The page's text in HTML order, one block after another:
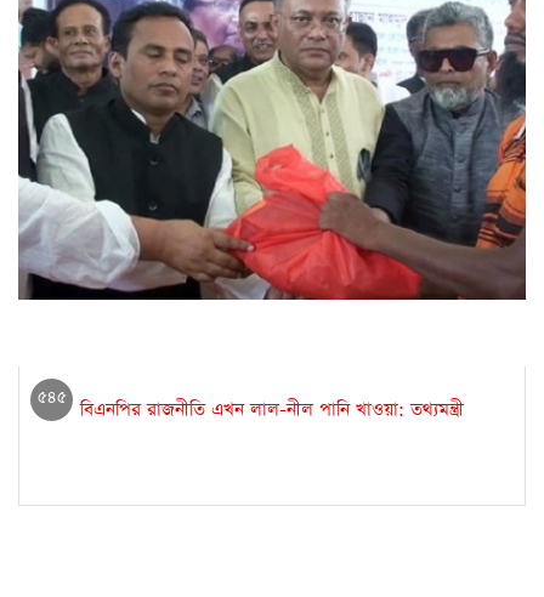
৫৪৫ বিএনপির রাজনীতি এখন লাল-নীল পানি খাওয়া: তথ্যমন্ত্রী